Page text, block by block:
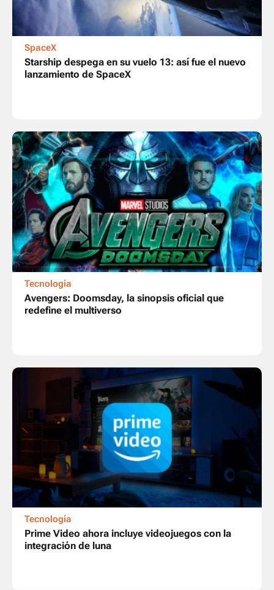
SpaceX
Starship despega en su vuelo 13: así fue el nuevo
lanzamiento de SpaceX
Tecnología
Avengers: Doomsday, la sinopsis oficial que
redefine el multiverso
Tecnología
Prime Video ahora incluye videojuegos con la
integración de luna